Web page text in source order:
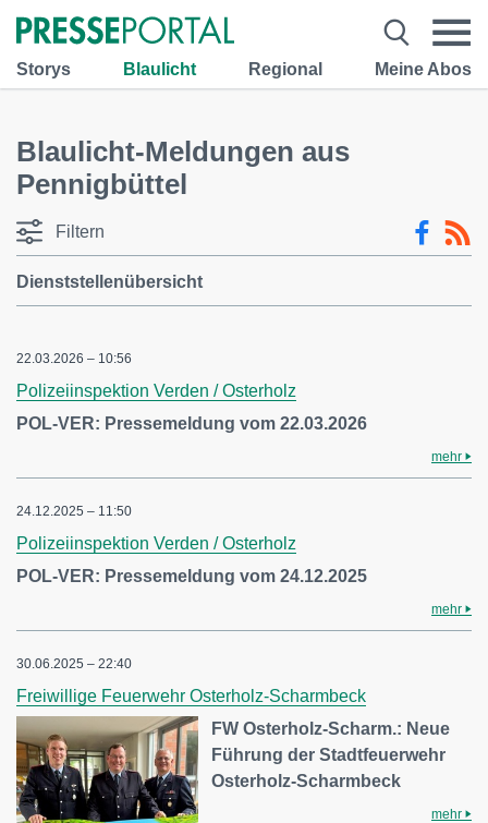
Storys Blaulicht Regional Meine Abos
Blaulicht-Meldungen aus
Pennigbüttel
Filtern
Dienststellenübersicht
22.03.2026 – 10:56
Polizeiinspektion Verden / Osterholz
POL-VER: Pressemeldung vom 22.03.2026
mehr
24.12.2025 – 11:50
Polizeiinspektion Verden / Osterholz
POL-VER: Pressemeldung vom 24.12.2025
mehr
30.06.2025 – 22:40
Freiwillige Feuerwehr Osterholz-Scharmbeck
FW Osterholz-Scharm.: Neue
Führung der Stadtfeuerwehr
Osterholz-Scharmbeck
mehr